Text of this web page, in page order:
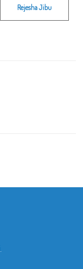
Rejesha Jibu